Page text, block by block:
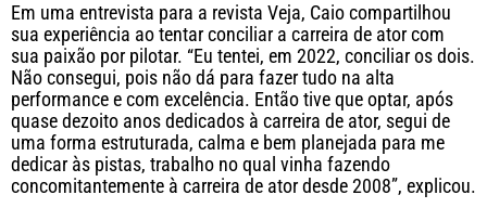
Em uma entrevista para a revista Veja, Caio compartilhou
sua experiência ao tentar conciliar a carreira de ator com
sua paixão por pilotar. “Eu tentei, em 2022, conciliar os dois.
Não consegui, pois não dá para fazer tudo na alta
performance e com excelência. Então tive que optar, após
quase dezoito anos dedicados à carreira de ator, segui de
uma forma estruturada, calma e bem planejada para me
dedicar às pistas, trabalho no qual vinha fazendo
concomitantemente à carreira de ator desde 2008”, explicou.